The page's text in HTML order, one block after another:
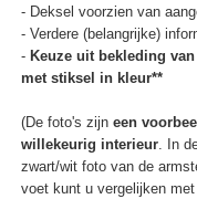
- Deksel voorzien van
- Verdere (belangrijke)
- Keuze uit bekleding
met stiksel in kleur**
(De foto's zijn een
willekeurig interieur. In
zwart/wit foto van de
voet kunt u vergelijken